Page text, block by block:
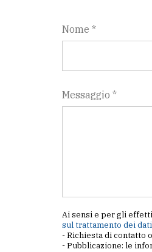
Nome *
Messaggio *
Ai sensi e per gli
sul trattamento dei
- Richiesta di contatto
- Pubblicazione: le